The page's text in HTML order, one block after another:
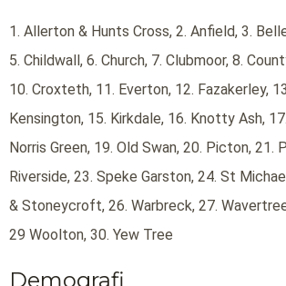
1. Allerton & Hunts Cross, 2. Anfield, 3.
5. Childwall, 6. Church, 7. Clubmoor, 8.
10. Croxteth, 11. Everton, 12. Fazakerley,
Kensington, 15. Kirkdale, 16. Knotty Ash,
Norris Green, 19. Old Swan, 20. Picton, 21.
Riverside, 23. Speke Garston, 24. St
& Stoneycroft, 26. Warbreck, 27.
29 Woolton, 30. Yew Tree
Demografi